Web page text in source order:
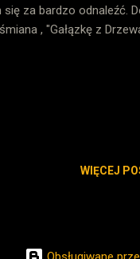
się za bardzo odnaleźć.
, "Gałązkę z
treści podstawy
WIĘCEJ